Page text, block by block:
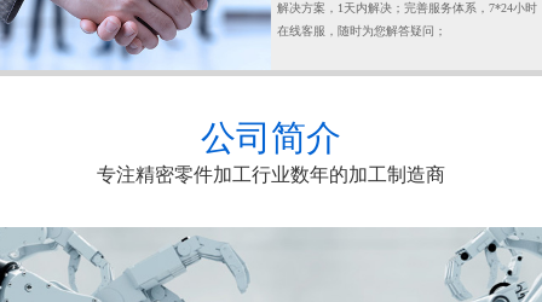
解决方案，1天内解决；完善服务体系，7*24小时
在线客服，随时为您解答疑问；
公司简介
专注精密零件加工行业数年的加工制造商